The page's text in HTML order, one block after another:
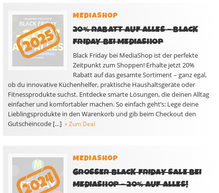
MEDIASHOP
20% RABATT AUF ALLES – BLACK
FRIDAY BEI MEDIASHOP
Black Friday bei MediaShop ist der perfekte
Zeitpunkt zum Shoppen! Erhalte jetzt 20%
Rabatt auf das gesamte Sortiment – ganz egal,
ob du innovative Küchenhelfer, praktische Haushaltsgeräte oder
Fitnessprodukte suchst. Entdecke smarte Lösungen, die deinen Alltag
einfacher und komfortabler machen. So einfach geht’s: Lege deine
Lieblingsprodukte in den Warenkorb und gib beim Checkout den
Gutscheincode […] » Zum Deal
MEDIASHOP
GROSSER BLACK FRIDAY SALE BEI M
EDIASHOP – 20% AUF ALLES!